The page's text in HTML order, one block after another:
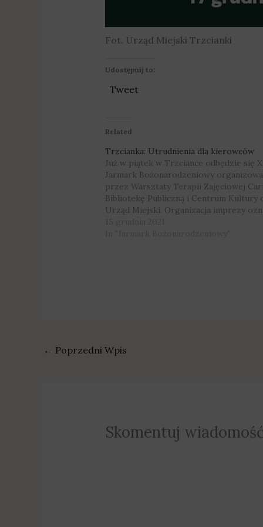
Fot. Urząd Miejski Trzcianki
Udostępnij to:
Tweet
Related
Trzcianka: Utrudnienia dla kierowców
Już w piątek w Trzciance odbędzie się X
Jarmark Bożonarodzeniowy
przez Warsztaty Terapii Zajęciowej
Bibliotekę Publiczną i Centrum Kultury
Urząd Miejski. Organizacja imprezy
← Poprzedni Wpis
Skomentuj